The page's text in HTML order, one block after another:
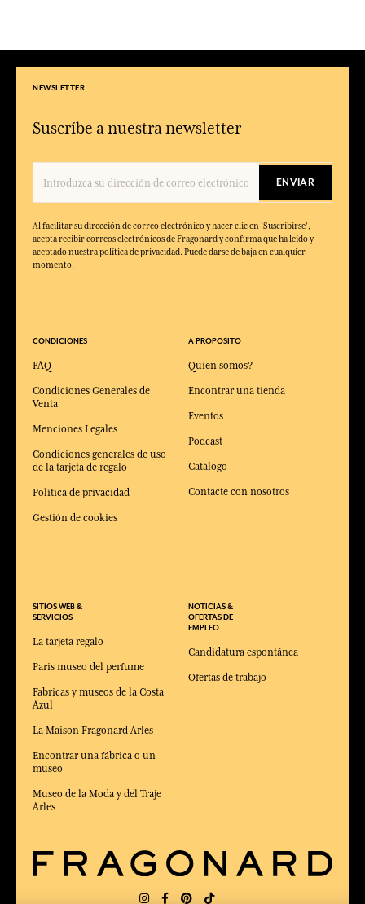
NEWSLETTER
Suscríbe a nuestra newsletter
ENVIAR
Al facilitar su dirección de correo electrónico y hacer clic en 'Suscribirse',
acepta recibir correos electrónicos de Fragonard y confirma que ha leído y
aceptado nuestra política de privacidad. Puede darse de baja en cualquier
momento.
CONDICIONES
FAQ
Condiciones Generales de
Venta
Menciones Legales
Condiciones generales de uso
de la tarjeta de regalo
Política de privacidad
Gestión de cookies
SITIOS WEB &
SERVICIOS
La tarjeta regalo
Paris museo del perfume
Fabricas y museos de la Costa
Azul
La Maison Fragonard Arles
Encontrar una fábrica o un
museo
Museo de la Moda y del Traje
Arles
A PROPOSITO
Quien somos?
Encontrar una tienda
Eventos
Podcast
Catálogo
Contacte con nosotros
NOTICIAS &
OFERTAS DE
EMPLEO
Candidatura espontánea
Ofertas de trabajo